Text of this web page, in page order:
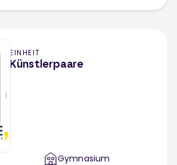
EINHEIT
Künstlerpaare
Gymnasium